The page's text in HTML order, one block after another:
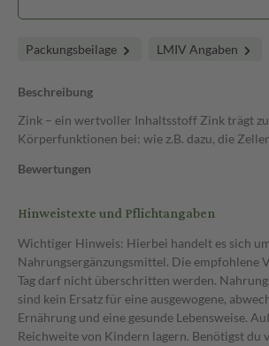
Packungsbeilage LMIV Angaben
Beschreibung
Zink – ein wertvoller Inhaltsstoff Zink trägt
Körperfunktionen bei: wie z.B. dazu, die
Bewertungen
Hinweistexte und Pflichtangaben
Wichtiger Hinweis: Hierbei handelt es sich
Nahrungsergänzungsmittel. Die empfohlene
Tag darf nicht überschritten werden.
sind kein Ersatz für eine ausgewogene,
Ernährung und eine gesunde Lebensweise.
Reichweite von Kindern lagern. Benötigst du